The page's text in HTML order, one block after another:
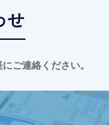
せ
ご連絡ください。